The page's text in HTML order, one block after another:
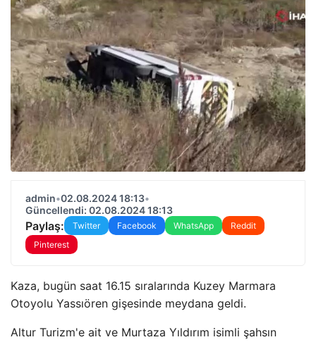
admin•02.08.2024 18:13•
Güncellendi: 02.08.2024 18:13
Paylaş: Twitter Facebook WhatsApp
Reddit
Pinterest
Kaza, bugün saat 16.15 sıralarında Kuzey Marmara
Otoyolu Yassıören gişesinde meydana geldi.
Altur Turizm'e ait ve Murtaza Yıldırım isimli şahsın